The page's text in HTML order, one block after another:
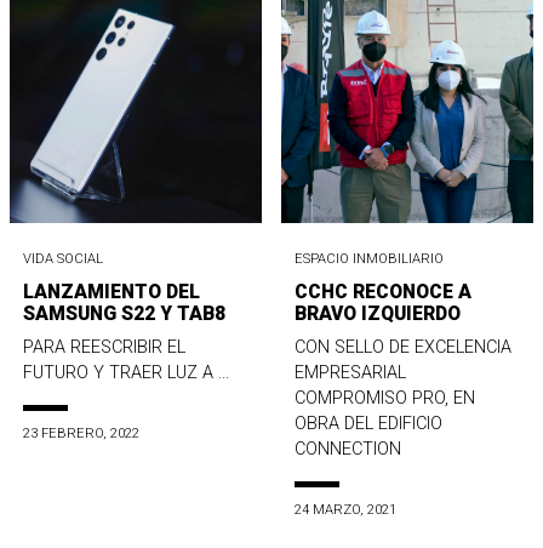
VIDA SOCIAL
LANZAMIENTO DEL
SAMSUNG S22 Y TAB8
PARA REESCRIBIR EL
FUTURO Y TRAER LUZ A ...
23 FEBRERO, 2022
ESPACIO INMOBILIARIO
CCHC RECONOCE A
BRAVO IZQUIERDO
CON SELLO DE EXCELENCIA
EMPRESARIAL
COMPROMISO PRO, EN
OBRA DEL EDIFICIO
CONNECTION
24 MARZO, 2021